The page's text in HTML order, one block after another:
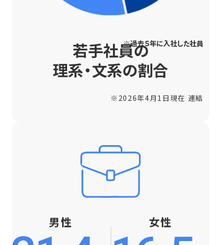
若手社員の
理系・文系の割合
※過去５年に入社した社員
※2026年4月1日現在 連結
男性 女性